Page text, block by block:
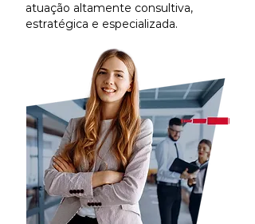
atuação altamente consultiva,
estratégica e especializada.